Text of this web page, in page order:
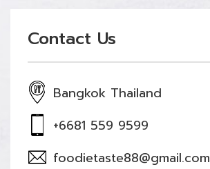
Contact Us
Bangkok Thailand
+6681 559 9599
foodietaste88@gmail.com